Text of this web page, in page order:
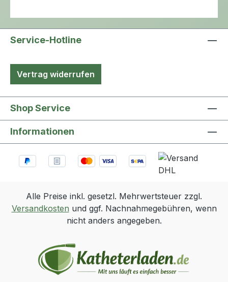
Service-Hotline
Vertrag widerrufen
Shop Service
Informationen
Alle Preise inkl. gesetzl. Mehrwertsteuer zzgl.
Versandkosten und ggf. Nachnahmegebühren, wenn
nicht anders angegeben.